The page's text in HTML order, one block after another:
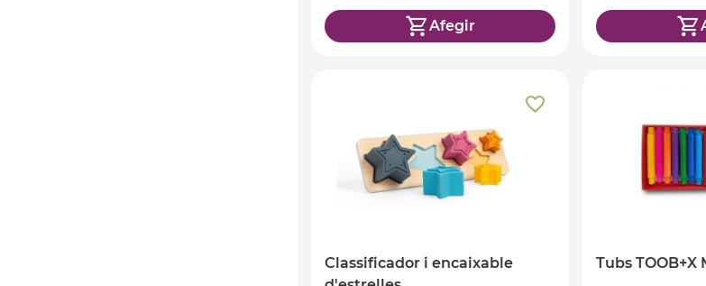
Afegir
Classificador i encaixable
Tubs TOOB+X